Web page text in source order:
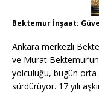
Bektemur İnşaat:
Ankara merkezli
ve Murat
yolculuğu, bugün orta
sürdürüyor. 17 yılı